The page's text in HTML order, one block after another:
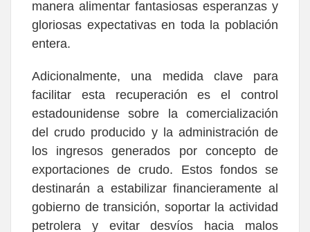
manera alimentar fantasiosas esperanzas y
gloriosas expectativas en toda la población
entera.
Adicionalmente, una medida clave para
facilitar esta recuperación es el control
estadounidense sobre la comercialización
del crudo producido y la administración de
los ingresos generados por concepto de
exportaciones de crudo. Estos fondos se
destinarán a estabilizar financieramente al
gobierno de transición, soportar la actividad
petrolera y evitar desvíos hacia malos